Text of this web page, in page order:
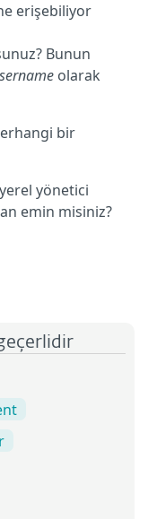
erişebiliyor
Bunun
olarak
bir
yönetici
emin misiniz?